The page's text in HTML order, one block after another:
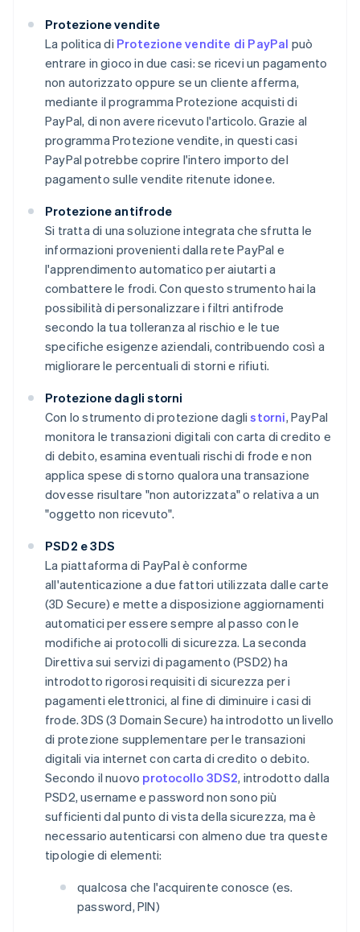
Protezione vendite
La politica di Protezione vendite di PayPal può
entrare in gioco in due casi: se ricevi un pagamento
non autorizzato oppure se un cliente afferma,
mediante il programma Protezione acquisti di
PayPal, di non avere ricevuto l'articolo. Grazie al
programma Protezione vendite, in questi casi
PayPal potrebbe coprire l'intero importo del
pagamento sulle vendite ritenute idonee.
Protezione antifrode
Si tratta di una soluzione integrata che sfrutta le
informazioni provenienti dalla rete PayPal e
l'apprendimento automatico per aiutarti a
combattere le frodi. Con questo strumento hai la
possibilità di personalizzare i filtri antifrode
secondo la tua tolleranza al rischio e le tue
specifiche esigenze aziendali, contribuendo così a
migliorare le percentuali di storni e rifiuti.
Protezione dagli storni
Con lo strumento di protezione daglistorni, PayPal
monitora le transazioni digitali con carta di credito e
di debito, esamina eventuali rischi di frode e non
applica spese di storno qualora una transazione
dovesse risultare "non autorizzata" o relativa a un
"oggetto non ricevuto".
PSD2 e 3DS
La piattaforma di PayPal è conforme
all'autenticazione a due fattori utilizzata dalle carte
(3D Secure) e mette a disposizione aggiornamenti
automatici per essere sempre al passo con le
modifiche ai protocolli di sicurezza. La seconda
Direttiva sui servizi di pagamento (PSD2) ha
introdotto rigorosi requisiti di sicurezza per i
pagamenti elettronici, al fine di diminuire i casi di
frode. 3DS (3 Domain Secure) ha introdotto un livello
di protezione supplementare per le transazioni
digitali via internet con carta di credito o debito.
Secondo il nuovo protocollo 3DS2, introdotto dalla
PSD2, username e password non sono più
sufficienti dal punto di vista della sicurezza, ma è
necessario autenticarsi con almeno due tra queste
tipologie di elementi:
qualcosa che l'acquirente conosce (es.
password, PIN)